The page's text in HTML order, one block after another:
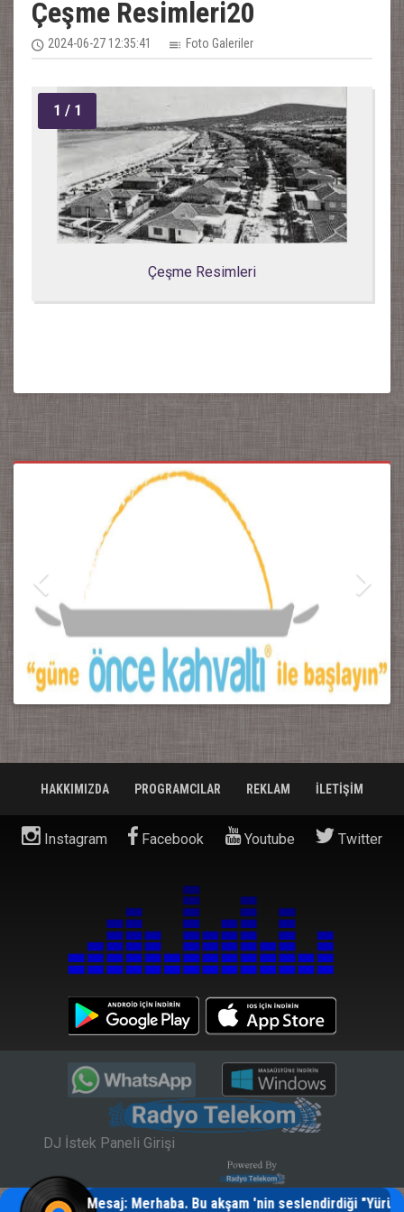
Çeşme Resimleri20
2024-06-27 12:35:41 Foto Galeriler
1 / 1
Çeşme Resimleri
HAKKIMIZDA PROGRAMCILAR REKLAM İLETİŞİM
Instagram Facebook Youtube Twitter
DJ İstek Paneli Girişi
Mesaj: Merhaba. Bu akşam 'nin seslendirdiği "Yürü